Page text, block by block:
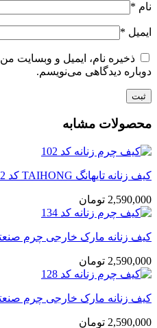
نام *
ایمیل *
ذخیره نام، ایمیل و وبسایت
دوباره دیدگاهی می‌نویسم.
محصولات مشابه
کیف زنانه تایهانگ TAIHONG کد 102 (مارک اصل خارجی)
2,590,000 تومان
کیف زنانه مارک خارجی چرم صنعتی
2,590,000 تومان
کیف زنانه مارک خارجی چرم صنعتی
2,590,000 تومان